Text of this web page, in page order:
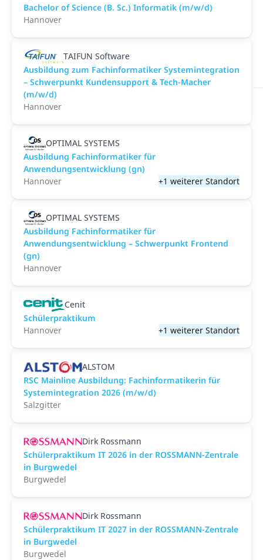
Bachelor of Science (B. Sc.) Informatik (m/w/d)
Hannover
TAIFUN Software
Ausbildung zum Fachinformatiker Systemintegration
– Schwerpunkt Kundensupport & Tech-Macher
(m/w/d)
Hannover
OPTIMAL SYSTEMS
Ausbildung Fachinformatiker für
Anwendungsentwicklung (gn)
Hannover
+1 weiterer Standort
OPTIMAL SYSTEMS
Ausbildung Fachinformatiker für
Anwendungsentwicklung – Schwerpunkt Frontend
(gn)
Hannover
Cenit
Schülerpraktikum
Hannover
+1 weiterer Standort
ALSTOM
RSC Mainline Ausbildung: Fachinformatikerin für
Systemintegration 2026 (m/w/d)
Salzgitter
Dirk Rossmann
Schülerpraktikum IT 2026 in der ROSSMANN-Zentrale
in Burgwedel
Burgwedel
Dirk Rossmann
Schülerpraktikum IT 2027 in der ROSSMANN-Zentrale
in Burgwedel
Burgwedel